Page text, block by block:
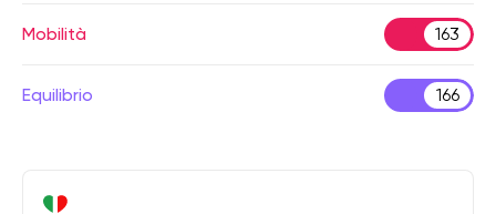
Mobilità 163
Equilibrio 166